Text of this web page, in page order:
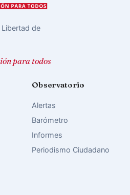
de
para todos
Observatorio
Alertas
Barómetro
Informes
Periodismo Ciudadano